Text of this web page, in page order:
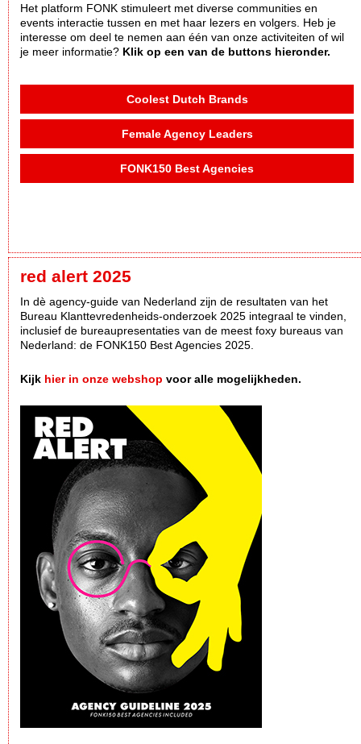
Het platform FONK stimuleert met diverse communities en
events interactie tussen en met haar lezers en volgers. Heb je
interesse om deel te nemen aan één van onze activiteiten of wil
je meer informatie? Klik op een van de buttons hieronder.
Coolest Dutch Brands
Female Agency Leaders
FONK150 Best Agencies
red alert 2025
In dè agency-guide van Nederland zijn de resultaten van het
Bureau Klanttevredenheids-onderzoek 2025 integraal te vinden,
inclusief de bureaupresentaties van de meest foxy bureaus van
Nederland: de FONK150 Best Agencies 2025.
Kijk hier in onze webshop voor alle mogelijkheden.